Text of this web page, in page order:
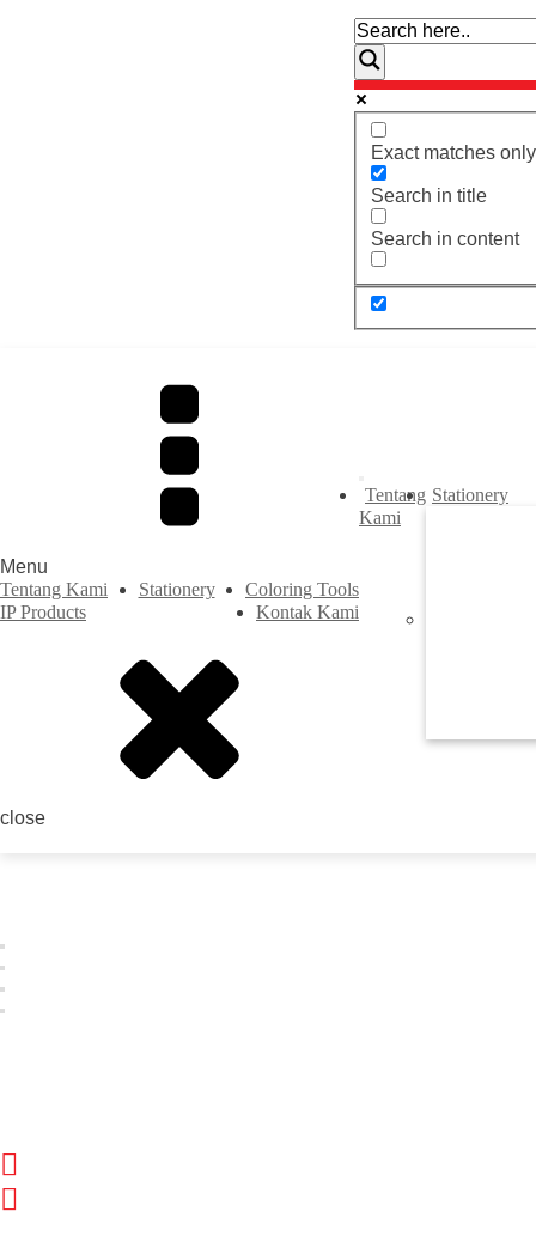
Exact matches only
Search in title
Search in content
Menu
Tentang Kami
Stationery
Coloring Tools
IP Products
Kontak Kami
close
Tentang
Kami
Stationery